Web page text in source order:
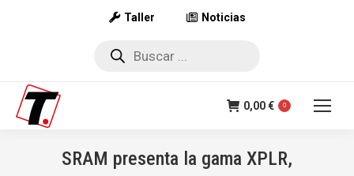
Taller Noticias
Búsqueda
0,00€ 0
SRAM presenta la gama XPLR,